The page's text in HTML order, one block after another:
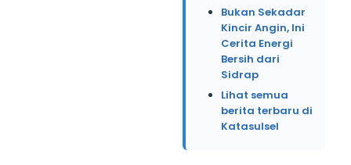
Bukan Sekadar
Kincir Angin, Ini
Cerita Energi
Bersih dari
Sidrap
Lihat semua
berita terbaru di
Katasulsel